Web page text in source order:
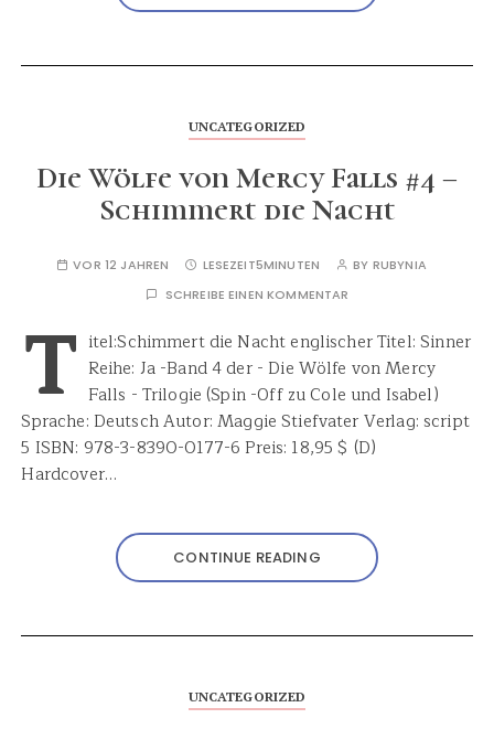
UNCATEGORIZED
Die Wölfe von Mercy Falls #4 –
Schimmert die Nacht
VOR 12 JAHREN LESEZEIT5MINUTEN BY RUBYNIA
SCHREIBE EINEN KOMMENTAR
T itel:Schimmert die Nacht englischer Titel: Sinner
Reihe: Ja -Band 4 der - Die Wölfe von Mercy
Falls - Trilogie (Spin -Off zu Cole und Isabel)
Sprache: Deutsch Autor: Maggie Stiefvater Verlag: script
5 ISBN: 978-3-8390-0177-6 Preis: 18,95 $ (D)
Hardcover…
CONTINUE READING
UNCATEGORIZED